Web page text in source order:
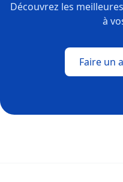
Découvrez les
à
Faire un